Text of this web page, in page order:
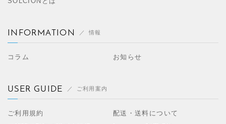
INFORMATION 情報
コラム お知らせ
USER GUIDE ご利用案内
ご利用規約
配送・送料について